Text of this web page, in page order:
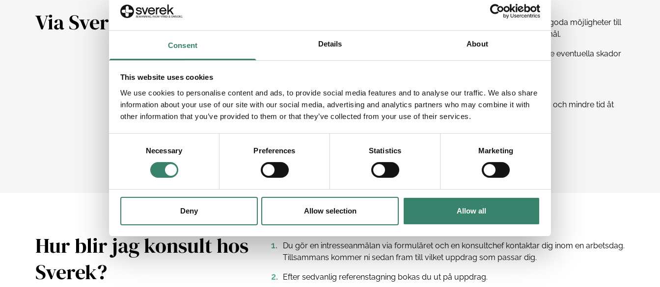
Consent Details About
This website uses cookies
We use cookies to personalise content and ads, to provide social media features and to analyse our traffic. We also share
information about your use of our site with our social media, advertising and analytics partners who may combine it with
other information that you’ve provided to them or that they’ve collected from your use of their services.
e
e
Necessary Preferences Statistics Marketing
Deny Allow selection Allow all
Via Sverek får du
Vi har kompletta försäkringar och erbjuder goda möjligheter till
flexibla pensionslösningar som kan anpassas efter dina behov och önskemål.
Du är försäkrad till och från arbetet. Vi har även försäkring för de eventuella skador
Spännande och utvecklande arbete.Du kan ägna mer tid åt patienterna och mindre tid åt
administration.
Valfrihet och flexibilitet.Möjlighet att styra över din fritid och arbetstid.
Hur blir jag konsult hos
Sverek?
Du gör en intresseanmälan via formuläret och en konsultchef kontaktar dig inom en arbetsdag.
Tillsammans kommer ni sedan fram till vilket uppdrag som passar dig.
Efter sedvanlig referenstagning bokas du ut på uppdrag.